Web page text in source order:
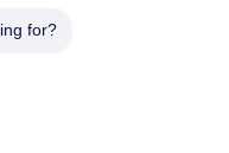
for?